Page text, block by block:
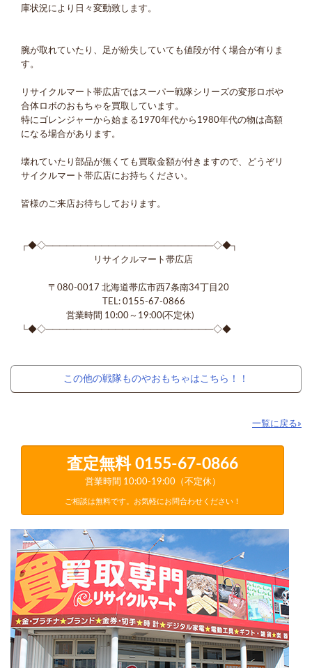
庫状況により日々変動致します。
腕が取れていたり、足が紛失していても値段が付く場合が有りま
す。
リサイクルマート帯広店ではスーパー戦隊シリーズの変形ロボや
合体ロボのおもちゃを買取しています。
特にゴレンジャーから始まる1970年代から1980年代の物は高額
になる場合があります。
壊れていたり部品が無くても買取金額が付きますので、どうぞリ
サイクルマート帯広店にお持ちください。
皆様のご来店お待ちしております。
┌◆◇────────────────────────◇◆┐
リサイクルマート帯広店
〒080-0017 北海道帯広市西7条南34丁目20
TEL: 0155-67-0866
営業時間 10:00～19:00(不定休)
└◆◇────────────────────────◇◆
この他の戦隊ものやおもちゃはこちら！！
一覧に戻る»
査定無料 0155-67-0866
営業時間 10:00-19:00（不定休）
ご相談は無料です。お気軽にお問合わせください！